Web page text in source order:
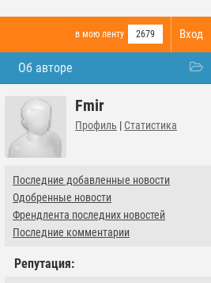
Вход
в мою ленту 2679
Об авторе
Fmir
Профиль | Статистика
Последние добавленные новости
Одобренные новости
Френдлента последних новостей
Последние комментарии
Репутация: